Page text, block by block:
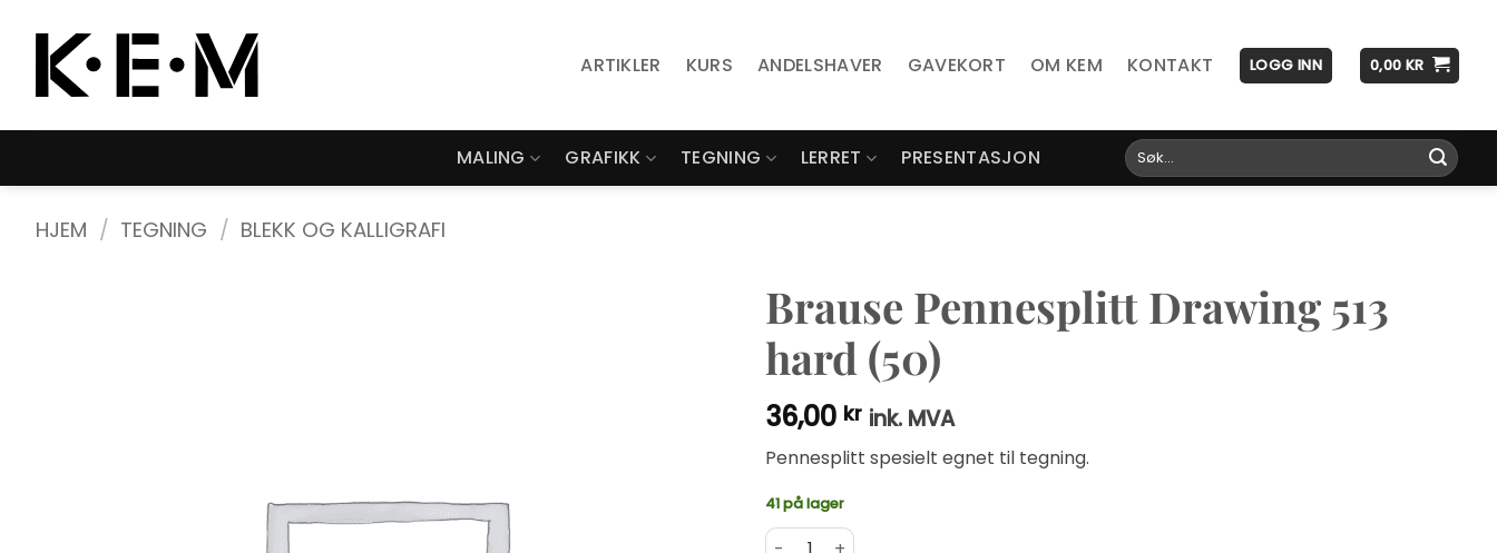
content
ARTIKLER KURS ANDELSHAVER GAVEKORT OM KEM KONTAKT LOGG INN 0,00 KR
MALING GRAFIKK TEGNING LERRET PRESENTASJON
Søk
etter:
HJEM / TEGNING / BLEKK OG KALLIGRAFI
Brause Pennesplitt Drawing 513
hard (50)
36,00 kr ink. MVA
Pennesplitt spesielt egnet til tegning.
41 på lager
Brause Pennesplitt Drawing 513 hard (50) antall
Alternative: